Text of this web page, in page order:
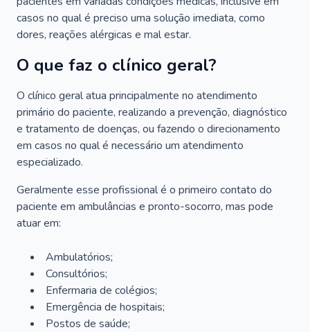
casos no qual é preciso uma solução imediata, como
dores, reações alérgicas e mal estar.
O que faz o clínico geral?
O clínico geral atua principalmente no atendimento
primário do paciente, realizando a prevenção, diagnóstico
e tratamento de doenças, ou fazendo o direcionamento
em casos no qual é necessário um atendimento
especializado.
Geralmente esse profissional é o primeiro contato do
paciente em ambulâncias e pronto-socorro, mas pode
atuar em:
Ambulatórios;
Consultórios;
Enfermaria de colégios;
Emergência de hospitais;
Postos de saúde;